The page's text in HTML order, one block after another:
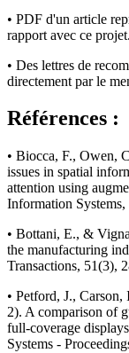
• PDF d'un article
rapport avec ce projet.
• Des lettres de
directement par le
Références :
• Biocca, F., Owen,
issues in spatial
attention using
Information
• Bottani, E., &
the manufacturing
Transactions, 51(3),
• Petford, J.,
2). A comparison of
full-coverage
Systems -